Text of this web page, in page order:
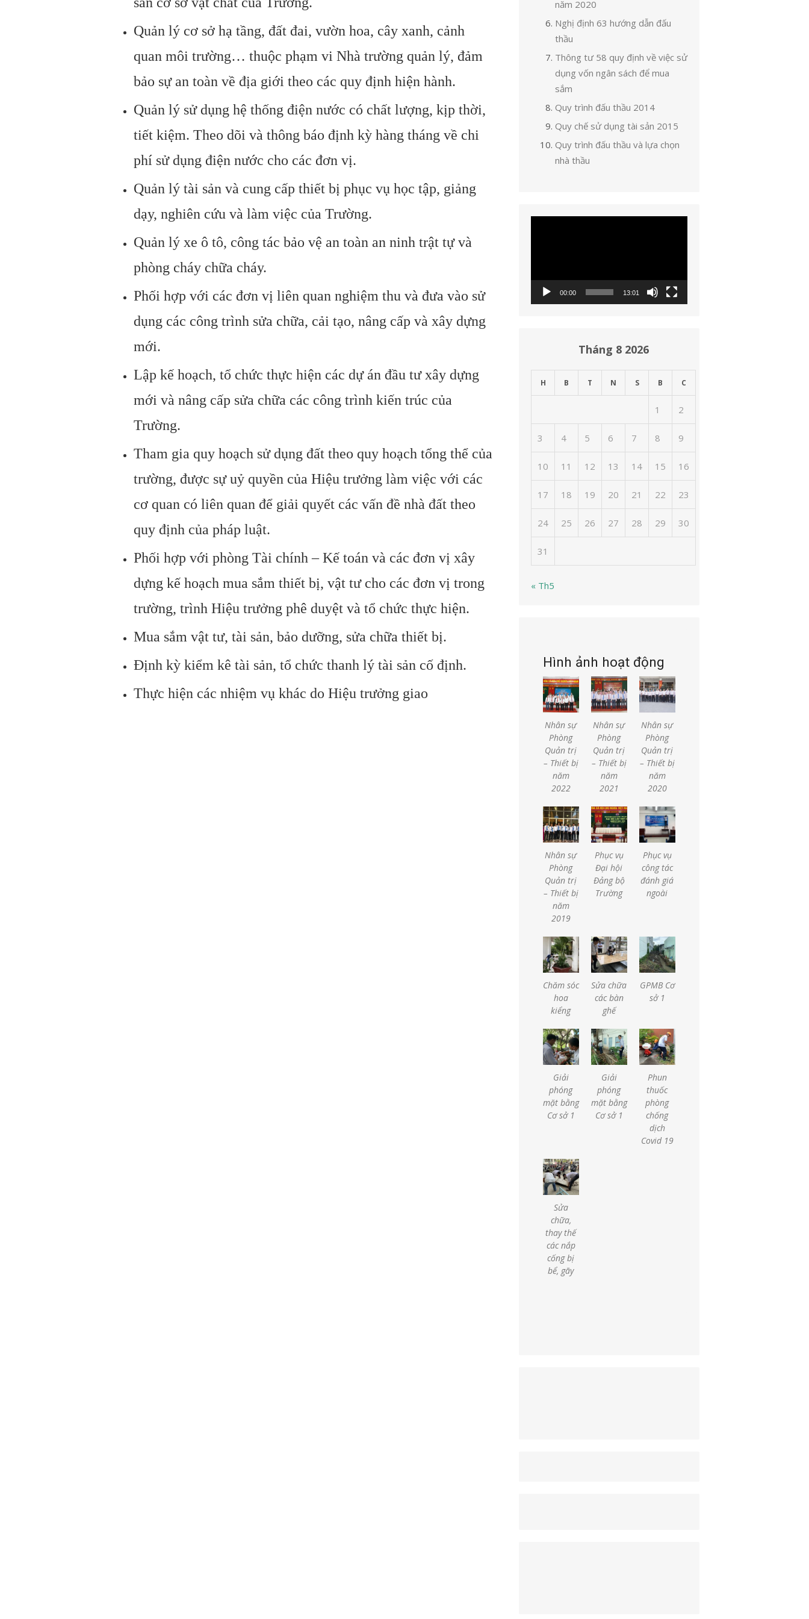
Quản lý cơ sở hạ tầng, đất đai, vườn hoa, cây xanh, cảnh
quan môi trường… thuộc phạm vi Nhà trường quản lý, đảm
bảo sự an toàn về địa giới theo các quy định hiện hành.
Quản lý sử dụng hệ thống điện nước có chất lượng, kịp thời,
tiết kiệm. Theo dõi và thông báo định kỳ hàng tháng về chi
phí sử dụng điện nước cho các đơn vị.
Quản lý tài sản và cung cấp thiết bị phục vụ học tập, giảng
dạy, nghiên cứu và làm việc của Trường.
Quản lý xe ô tô, công tác bảo vệ an toàn an ninh trật tự và
phòng cháy chữa cháy.
Phối hợp với các đơn vị liên quan nghiệm thu và đưa vào sử
dụng các công trình sửa chữa, cải tạo, nâng cấp và xây dựng
mới.
Lập kế hoạch, tổ chức thực hiện các dự án đầu tư xây dựng
mới và nâng cấp sửa chữa các công trình kiến trúc của
Trường.
Tham gia quy hoạch sử dụng đất theo quy hoạch tổng thể của
trường, được sự uỷ quyền của Hiệu trưởng làm việc với các
cơ quan có liên quan để giải quyết các vấn đề nhà đất theo
quy định của pháp luật.
Phối hợp với phòng Tài chính – Kế toán và các đơn vị xây
dựng kế hoạch mua sắm thiết bị, vật tư cho các đơn vị trong
trường, trình Hiệu trưởng phê duyệt và tổ chức thực hiện.
Mua sắm vật tư, tài sản, bảo dưỡng, sửa chữa thiết bị.
Định kỳ kiểm kê tài sản, tổ chức thanh lý tài sản cố định.
Thực hiện các nhiệm vụ khác do Hiệu trưởng giao
năm 2020
Nghị định 63 hướng dẫn đấu
thầu
Thông tư 58 quy định về việc sử
dụng vốn ngân sách để mua
sắm
Quy trình đấu thầu 2014
Quy chế sử dụng tài sản 2015
Quy trình đấu thầu và lựa chọn
nhà thầu
00:00 13:01
Tháng 8 2026
H B T N S B C
1 2
3 4 5 6 7 8 9
10 11 12 13 14 15 16
17 18 19 20 21 22 23
24 25 26 27 28 29 30
31
« Th5
Hình ảnh hoạt động
Nhân sự
Phòng
Quản trị
– Thiết bị
năm
2022
Nhân sự
Phòng
Quản trị
– Thiết bị
năm
2021
Nhân sự
Phòng
Quản trị
– Thiết bị
năm
2020
Nhân sự
Phòng
Quản trị
– Thiết bị
năm
2019
Phục vụ
Đại hội
Đảng bộ
Trường
Phục vụ
công tác
đánh giá
ngoài
Chăm sóc
hoa
kiểng
Sửa chữa
các bàn
ghế
GPMB Cơ
sở 1
Giải
phóng
mặt bằng
Cơ sở 1
Giải
phóng
mặt bằng
Cơ sở 1
Phun
thuốc
phòng
chống
dịch
Covid 19
Sửa
chữa,
thay thế
các nắp
cống bị
bể, gãy